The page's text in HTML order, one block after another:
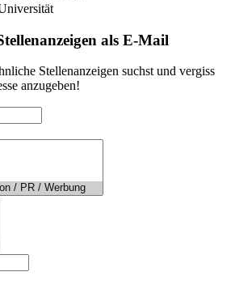
als E-Mail
Stellenanzeigen suchst und vergiss
anzugeben!